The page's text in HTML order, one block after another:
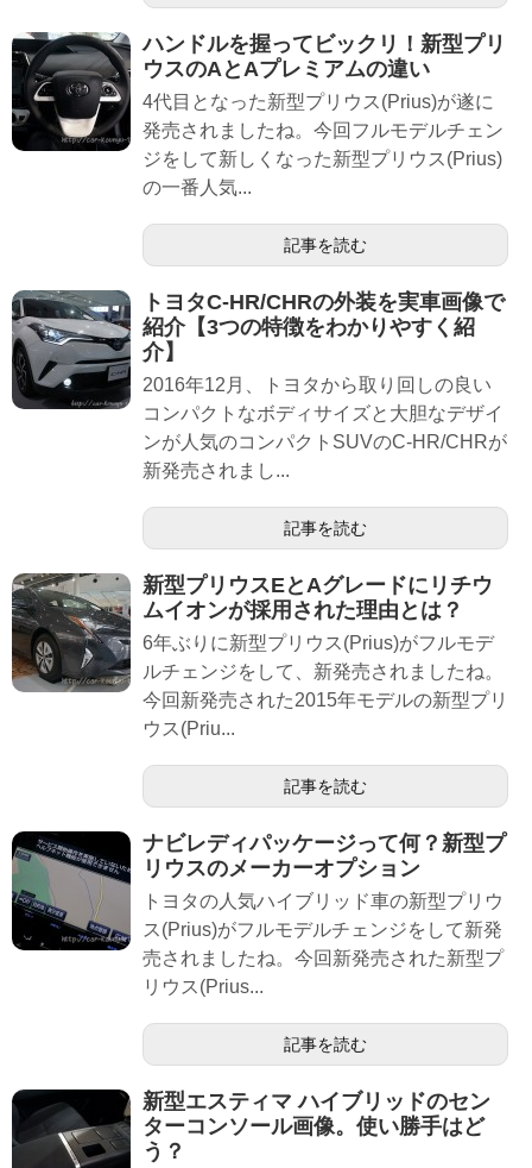
ハンドルを握ってビックリ！新型プリ
ウスのAとAプレミアムの違い
4代目となった新型プリウス(Prius)が遂に
発売されましたね。今回フルモデルチェン
ジをして新しくなった新型プリウス(Prius)
の一番人気...
記事を読む
トヨタC-HR/CHRの外装を実車画像で
紹介【3つの特徴をわかりやすく紹
介】
2016年12月、トヨタから取り回しの良い
コンパクトなボディサイズと大胆なデザイ
ンが人気のコンパクトSUVのC-HR/CHRが
新発売されまし...
記事を読む
新型プリウスEとAグレードにリチウ
ムイオンが採用された理由とは？
6年ぶりに新型プリウス(Prius)がフルモデ
ルチェンジをして、新発売されましたね。
今回新発売された2015年モデルの新型プリ
ウス(Priu...
記事を読む
ナビレディパッケージって何？新型プ
リウスのメーカーオプション
トヨタの人気ハイブリッド車の新型プリウ
ス(Prius)がフルモデルチェンジをして新発
売されましたね。今回新発売された新型プ
リウス(Prius...
記事を読む
新型エスティマ ハイブリッドのセン
ターコンソール画像。使い勝手はど
う？